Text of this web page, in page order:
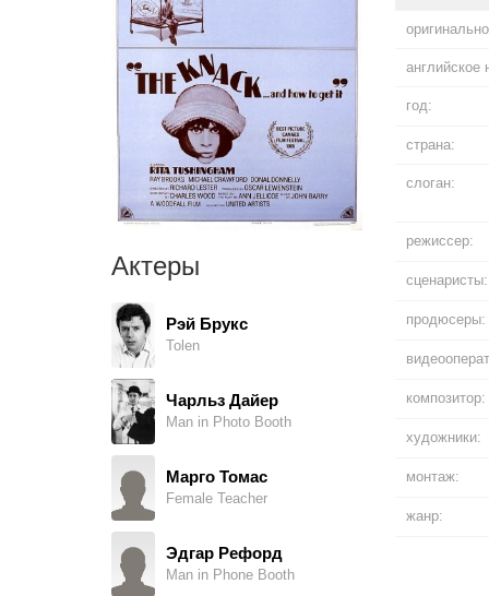
Актеры
Рэй Брукс
Tolen
Чарльз Дайер
Man in Photo Booth
Марго Томас
Female Teacher
Эдгар Рефорд
Man in Phone Booth
английское
год:
страна:
слоган:
режиссер:
сценаристы:
продюсеры:
композитор:
художники:
монтаж:
жанр: